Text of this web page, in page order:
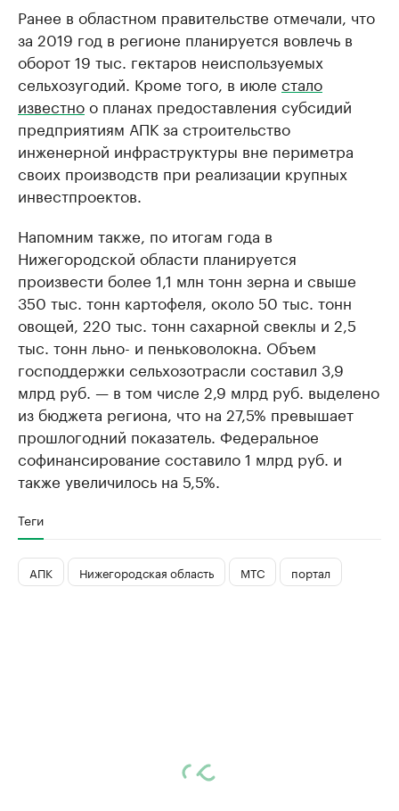
Ранее в областном правительстве отмечали, что
за 2019 год в регионе планируется вовлечь в
оборот 19 тыс. гектаров неиспользуемых
сельхозугодий. Кроме того, в июле стало
известноо планах предоставления субсидий
предприятиям АПК за строительство
инженерной инфраструктуры вне периметра
своих производств при реализации крупных
инвестпроектов.
Напомним также, по итогам года в
Нижегородской области планируется
произвести более 1,1 млн тонн зерна и свыше
350 тыс. тонн картофеля, около 50 тыс. тонн
овощей, 220 тыс. тонн сахарной свеклы и 2,5
тыс. тонн льно- и пеньковолокна. Объем
господдержки сельхозотрасли составил 3,9
млрд руб. — в том числе 2,9 млрд руб. выделено
из бюджета региона, что на 27,5% превышает
прошлогодний показатель. Федеральное
софинансирование составило 1 млрд руб. и
также увеличилось на 5,5%.
Теги
АПК Нижегородская область МТС портал